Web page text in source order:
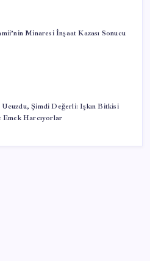
Minaresi İnşaat Kazası Sonucu
Şimdi Değerli: Işkın Bitkisi
Emek Harcıyorlar